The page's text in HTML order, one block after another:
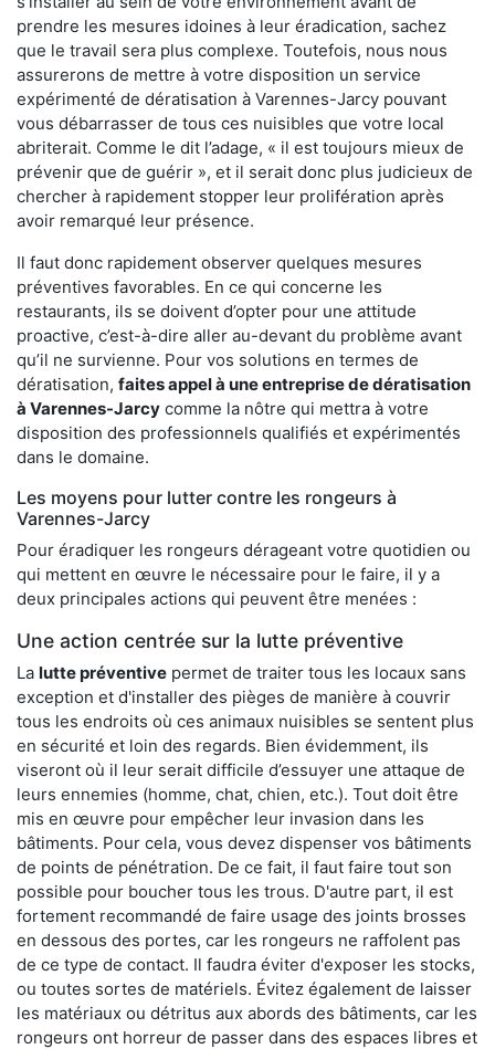
prendre les mesures idoines à leur éradication, sachez
que le travail sera plus complexe. Toutefois, nous nous
assurerons de mettre à votre disposition un service
expérimenté de dératisation à Varennes-Jarcy pouvant
vous débarrasser de tous ces nuisibles que votre local
abriterait. Comme le dit l’adage, « il est toujours mieux de
prévenir que de guérir », et il serait donc plus judicieux de
chercher à rapidement stopper leur prolifération après
avoir remarqué leur présence.
Il faut donc rapidement observer quelques mesures
préventives favorables. En ce qui concerne les
restaurants, ils se doivent d’opter pour une attitude
proactive, c’est-à-dire aller au-devant du problème avant
qu’il ne survienne. Pour vos solutions en termes de
dératisation, faites appel à une entreprise de dératisation
à Varennes-Jarcy comme la nôtre qui mettra à votre
disposition des professionnels qualifiés et expérimentés
dans le domaine.
Les moyens pour lutter contre les rongeurs à
Varennes-Jarcy
Pour éradiquer les rongeurs dérageant votre quotidien ou
qui mettent en œuvre le nécessaire pour le faire, il y a
deux principales actions qui peuvent être menées :
Une action centrée sur la lutte préventive
La lutte préventive permet de traiter tous les locaux sans
exception et d'installer des pièges de manière à couvrir
tous les endroits où ces animaux nuisibles se sentent plus
en sécurité et loin des regards. Bien évidemment, ils
viseront où il leur serait difficile d’essuyer une attaque de
leurs ennemies (homme, chat, chien, etc.). Tout doit être
mis en œuvre pour empêcher leur invasion dans les
bâtiments. Pour cela, vous devez dispenser vos bâtiments
de points de pénétration. De ce fait, il faut faire tout son
possible pour boucher tous les trous. D'autre part, il est
fortement recommandé de faire usage des joints brosses
en dessous des portes, car les rongeurs ne raffolent pas
de ce type de contact. Il faudra éviter d'exposer les stocks,
ou toutes sortes de matériels. Évitez également de laisser
les matériaux ou détritus aux abords des bâtiments, car les
rongeurs ont horreur de passer dans des espaces libres et